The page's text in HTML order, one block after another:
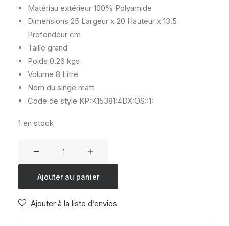
Matériau extérieur 100% Polyamide
Dimensions 25 Largeur x 20 Hauteur x 13.5
Profondeur cm
Taille grand
Poids 0.26 kgs
Volume 8 Litre
Nom du singe matt
Code de style KP:K15381:4DX:OS::1:
1 en stock
PINK
Ajouter au panier
Ajouter à la liste d’envies